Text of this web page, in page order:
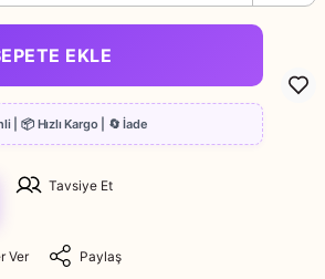
EKLE
Tavsiye Et
Ver Paylaş